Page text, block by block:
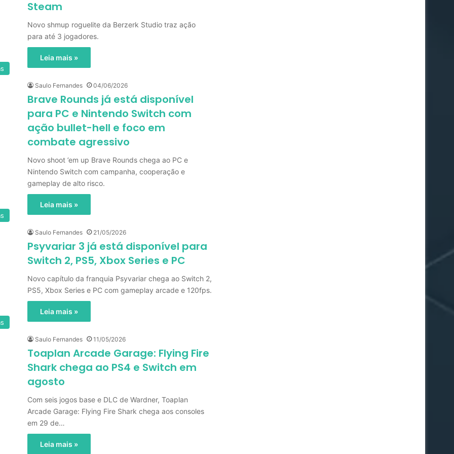
Steam
Novo shmup roguelite da Berzerk Studio traz ação
para até 3 jogadores.
Leia mais »
Saulo Fernandes 04/06/2026
Brave Rounds já está disponível
para PC e Nintendo Switch com
ação bullet-hell e foco em
combate agressivo
Novo shoot ’em up Brave Rounds chega ao PC e
Nintendo Switch com campanha, cooperação e
gameplay de alto risco.
Leia mais »
Saulo Fernandes 21/05/2026
Psyvariar 3 já está disponível para
Switch 2, PS5, Xbox Series e PC
Novo capítulo da franquia Psyvariar chega ao Switch 2,
PS5, Xbox Series e PC com gameplay arcade e 120fps.
Leia mais »
Saulo Fernandes 11/05/2026
Toaplan Arcade Garage: Flying Fire
Shark chega ao PS4 e Switch em
agosto
Com seis jogos base e DLC de Wardner, Toaplan
Arcade Garage: Flying Fire Shark chega aos consoles
em 29 de…
Leia mais »